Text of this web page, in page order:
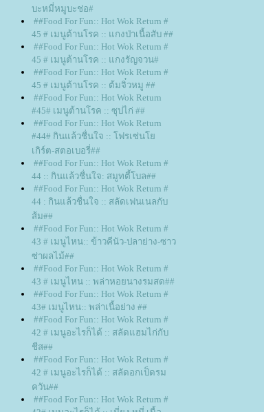
บะหมี่หมูบะช่อ#
##Food For Fun:: Hot Wok Return #
45 # เมนูต้านโรค :: แกงป่าเนื้อสับ ##
##Food For Fun:: Hot Wok Return #
45 # เมนูต้านโรค :: แกงรัญจวน#
##Food For Fun:: Hot Wok Return #
45 # เมนูต้านโรค :: ต้มจิ๋วหมู ##
##Food For Fun:: Hot Wok Return
#45# เมนูต้านโรค :: ซุปไก่ ##
##Food For Fun:: Hot Wok Return
#44# กินแล้วชื่นใจ :: โฟรเซ่น
เกิร์ต-สตอเบอรี่##
##Food For Fun:: Hot Wok Return #
44 :: กินแล้วชื่นใจ: สมูทตี้โบล##
##Food For Fun:: Hot Wok Return #
44 : กินแล้วชื่นใจ :: สลัดเฟนเนลกับ
ส้ม##
##Food For Fun:: Hot Wok Return #
43 # เมนูไหน:: ข้าวคีนัว-ปลาย่าง-ซาว
ซ่าผลไม้##
##Food For Fun:: Hot Wok Return #
43 # เมนูไหน :: พล่าหอยนางรมสด##
##Food For Fun:: Hot Wok Return #
43# เมนูไหน:: พล่าเนื้อย่าง ##
##Food For Fun:: Hot Wok Return #
42 # เมนูอะไรก็ได้ :: สลัดแฮมไก่กับ
ชีส##
##Food For Fun:: Hot Wok Return #
42 # เมนูอะไรก็ได้ :: สลัดอกเป็ดรม
ควัน##
##Food For Fun:: Hot Wok Return #